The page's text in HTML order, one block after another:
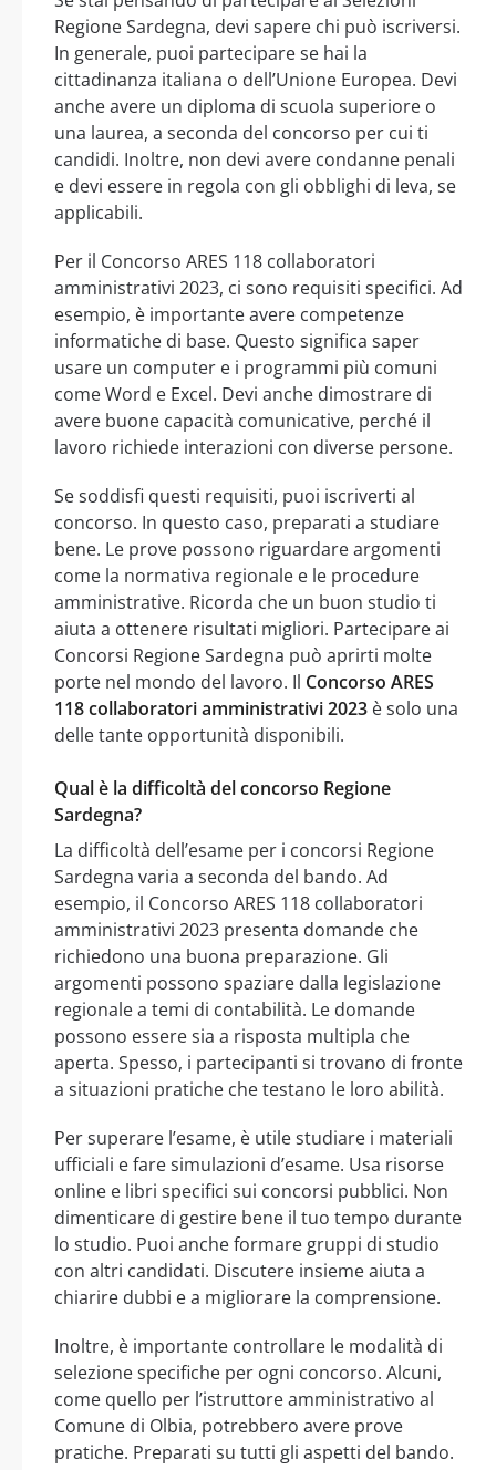
Regione Sardegna, devi sapere chi può iscriversi.
In generale, puoi partecipare se hai la
cittadinanza italiana o dell’Unione Europea. Devi
anche avere un diploma di scuola superiore o
una laurea, a seconda del concorso per cui ti
candidi. Inoltre, non devi avere condanne penali
e devi essere in regola con gli obblighi di leva, se
applicabili.
Per il Concorso ARES 118 collaboratori
amministrativi 2023, ci sono requisiti specifici. Ad
esempio, è importante avere competenze
informatiche di base. Questo significa saper
usare un computer e i programmi più comuni
come Word e Excel. Devi anche dimostrare di
avere buone capacità comunicative, perché il
lavoro richiede interazioni con diverse persone.
Se soddisfi questi requisiti, puoi iscriverti al
concorso. In questo caso, preparati a studiare
bene. Le prove possono riguardare argomenti
come la normativa regionale e le procedure
amministrative. Ricorda che un buon studio ti
aiuta a ottenere risultati migliori. Partecipare ai
Concorsi Regione Sardegna può aprirti molte
porte nel mondo del lavoro. Il Concorso ARES
118 collaboratori amministrativi 2023 è solo una
delle tante opportunità disponibili.
Qual è la difficoltà del concorso Regione
Sardegna?
La difficoltà dell’esame per i concorsi Regione
Sardegna varia a seconda del bando. Ad
esempio, il Concorso ARES 118 collaboratori
amministrativi 2023 presenta domande che
richiedono una buona preparazione. Gli
argomenti possono spaziare dalla legislazione
regionale a temi di contabilità. Le domande
possono essere sia a risposta multipla che
aperta. Spesso, i partecipanti si trovano di fronte
a situazioni pratiche che testano le loro abilità.
Per superare l’esame, è utile studiare i materiali
ufficiali e fare simulazioni d’esame. Usa risorse
online e libri specifici sui concorsi pubblici. Non
dimenticare di gestire bene il tuo tempo durante
lo studio. Puoi anche formare gruppi di studio
con altri candidati. Discutere insieme aiuta a
chiarire dubbi e a migliorare la comprensione.
Inoltre, è importante controllare le modalità di
selezione specifiche per ogni concorso. Alcuni,
come quello per l’istruttore amministrativo al
Comune di Olbia, potrebbero avere prove
pratiche. Preparati su tutti gli aspetti del bando.